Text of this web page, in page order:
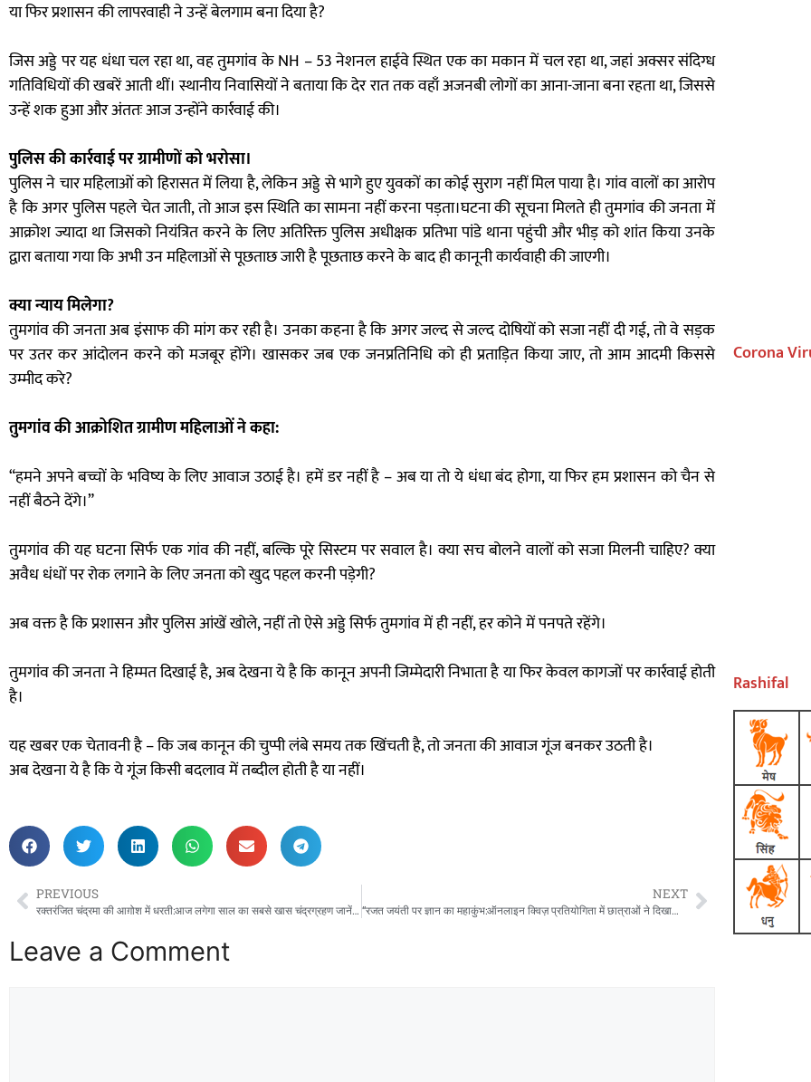
या फिर प्रशासन की लापरवाही ने उन्हें बेलगाम बना दिया है?
जिस अड्डे पर यह धंधा चल रहा था, वह तुमगांव के NH – 53 नेशनल हाईवे स्थित एक का मकान में चल रहा था, जहां अक्सर संदिग्ध
गतिविधियों की खबरें आती थीं। स्थानीय निवासियों ने बताया कि देर रात तक वहाँ अजनबी लोगों का आना-जाना बना रहता था, जिससे
उन्हें शक हुआ और अंततः आज उन्होंने कार्रवाई की।
पुलिस की कार्रवाई पर ग्रामीणों को भरोसा।
पुलिस ने चार महिलाओं को हिरासत में लिया है, लेकिन अड्डे से भागे हुए युवकों का कोई सुराग नहीं मिल पाया है। गांव वालों का आरोप
है कि अगर पुलिस पहले चेत जाती, तो आज इस स्थिति का सामना नहीं करना पड़ता।घटना की सूचना मिलते ही तुमगांव की जनता में
आक्रोश ज्यादा था जिसको नियंत्रित करने के लिए अतिरिक्त पुलिस अधीक्षक प्रतिभा पांडे थाना पहुंची और भीड़ को शांत किया उनके
द्वारा बताया गया कि अभी उन महिलाओं से पूछताछ जारी है पूछताछ करने के बाद ही कानूनी कार्यवाही की जाएगी।
क्या न्याय मिलेगा?
तुमगांव की जनता अब इंसाफ की मांग कर रही है। उनका कहना है कि अगर जल्द से जल्द दोषियों को सजा नहीं दी गई, तो वे सड़क
पर उतर कर आंदोलन करने को मजबूर होंगे। खासकर जब एक जनप्रतिनिधि को ही प्रताड़ित किया जाए, तो आम आदमी किससे
उम्मीद करे?
तुमगांव की आक्रोशित ग्रामीण महिलाओं ने कहा:
“हमने अपने बच्चों के भविष्य के लिए आवाज उठाई है। हमें डर नहीं है – अब या तो ये धंधा बंद होगा, या फिर हम प्रशासन को चैन से
नहीं बैठने देंगे।”
तुमगांव की यह घटना सिर्फ एक गांव की नहीं, बल्कि पूरे सिस्टम पर सवाल है। क्या सच बोलने वालों को सजा मिलनी चाहिए? क्या
अवैध धंधों पर रोक लगाने के लिए जनता को खुद पहल करनी पड़ेगी?
अब वक्त है कि प्रशासन और पुलिस आंखें खोले, नहीं तो ऐसे अड्डे सिर्फ तुमगांव में ही नहीं, हर कोने में पनपते रहेंगे।
तुमगांव की जनता ने हिम्मत दिखाई है, अब देखना ये है कि कानून अपनी जिम्मेदारी निभाता है या फिर केवल कागजों पर कार्रवाई होती
है।
यह खबर एक चेतावनी है – कि जब कानून की चुप्पी लंबे समय तक खिंचती है, तो जनता की आवाज गूंज बनकर उठती है।
अब देखना ये है कि ये गूंज किसी बदलाव में तब्दील होती है या नहीं।
PREVIOUS
रक्तरंजित चंद्रमा की आग़ोश में धरती:आज लगेगा साल का सबसे खास चंद्रग्रहण जानें सूतक, मोक्ष और अद्भुत ‘ब्लड मून’ का रहस्य!
NEXT
“रजत जयंती पर ज्ञान का महाकुंभ:ऑनलाइन क्विज़ प्रतियोगिता में छात्राओं ने दिखाया उत्साह – ई-सर्टिफिकेट से बढ़ा मनोबल”!
Leave a Comment
Corona
Rashifal